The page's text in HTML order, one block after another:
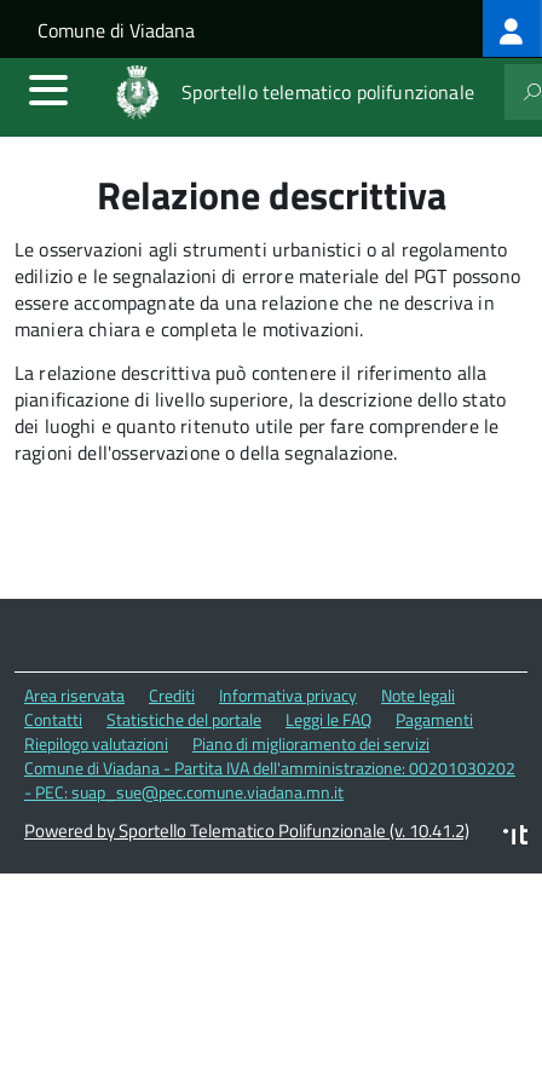
Salta al contenuto principale
Skip to site navigation
Comune di Viadana
Sportello telematico polifunzionale
Relazione descrittiva
Le osservazioni agli strumenti urbanistici o al regolamento
edilizio e le segnalazioni di errore materiale del PGT possono
essere accompagnate da una relazione che ne descriva in
maniera chiara e completa le motivazioni.
La relazione descrittiva può contenere il riferimento alla
pianificazione di livello superiore, la descrizione dello stato
dei luoghi e quanto ritenuto utile per fare comprendere le
ragioni dell'osservazione o della segnalazione.
Area riservata Crediti Informativa privacy
Note legali
Contatti
Statistiche del portale Leggi le FAQ
Pagamenti
Riepilogo valutazioni
Piano di miglioramento dei servizi
Comune di Viadana - Partita IVA dell'amministrazione: 00201030202
- PEC: suap_sue@pec.comune.viadana.mn.it
Powered by Sportello Telematico Polifunzionale (v. 10.41.2)